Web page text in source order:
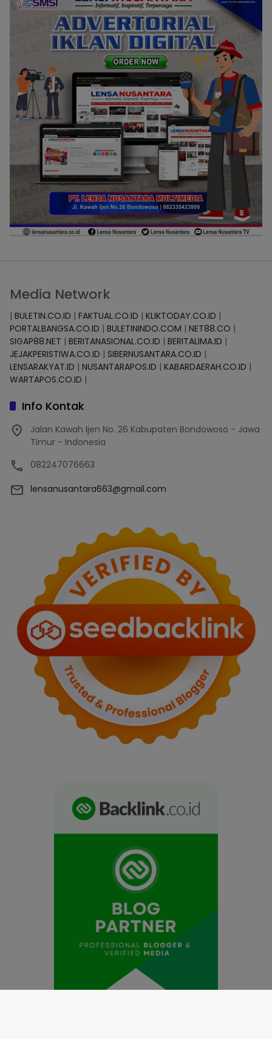
Media Network
| BULETIN.CO.ID | FAKTUAL.CO.ID | KLIKTODAY.CO.ID |
PORTALBANGSA.CO.ID | BULETININDO.COM | NET88.CO |
SIGAP88.NET | BERITANASIONAL.CO.ID | BERITALIMA.ID |
JEJAKPERISTIWA.CO.ID | SIBERNUSANTARA.CO.ID |
LENSARAKYAT.ID | NUSANTARAPOS.ID | KABARDAERAH.CO.ID |
WARTAPOS.CO.ID |
Info Kontak
Jalan Kawah Ijen No. 26 Kabupaten Bondowoso - Jawa
Timur - Indonesia
082247076663
lensanusantara663@gmail.com